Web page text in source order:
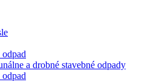
a drobné stavebné odpady
odpad